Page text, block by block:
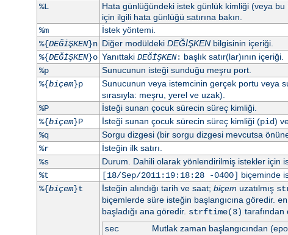
%L
Hata günlüğündeki istek günlük kimliği (veya
için ilgili hata günlüğü satırına bakın.
%m
İstek yöntemi.
%{DEĞİŞKEN}n Diğer modüldeki DEĞİŞKENbilgisinin içeriği.
%{DEĞİŞKEN}o Yanıttaki DEĞİŞKEN: başlık satır(lar)ının içeriği.
%p
Sunucunun isteği sunduğu meşru port.
%{biçem}p Sunucunun veya istemcinin gerçek portu veya
sırasıyla: meşru, yerel ve uzak).
%P
İsteği sunan çocuk sürecin süreç kimliği.
%{biçem}P İsteği sunan çocuk sürecin süreç kimliği (pid)
%q
Sorgu dizgesi (bir sorgu dizgesi mevcutsa
%r
İsteğin ilk satırı.
%s
Durum. Dahili olarak yönlendirilmiş istekler için
%t
[18/Sep/2011:19:18:28 -0400] biçeminde
%{biçem}t İsteğin alındığı tarih ve saat; biçem uzatılmış
biçemlerde süre isteğin başlangıcına göredir.
başladığı ana göredir. strftime(3)
sec
Mutlak zaman başlangıcından